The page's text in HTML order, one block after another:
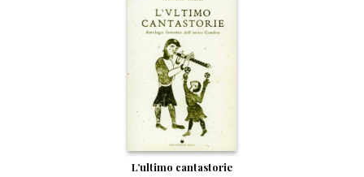
L’ultimo cantastorie